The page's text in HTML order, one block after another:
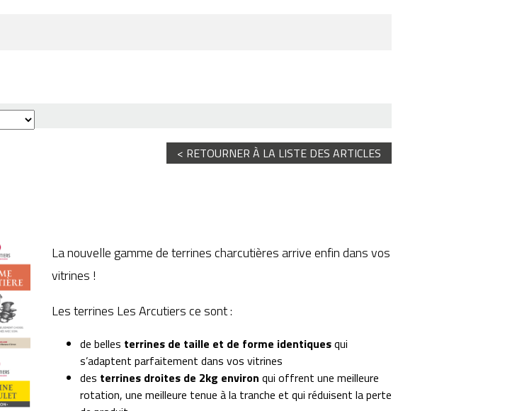
< RETOURNER À LA LISTE DES ARTICLES
La nouvelle gamme de terrines charcutières arrive enfin dans vos
vitrines !
Les terrines Les Arcutiers ce sont :
de belles terrines de taille et de forme identiquesqui
s’adaptent parfaitement dans vos vitrines
des terrines droites de 2kg environ qui offrent une meilleure
rotation, une meilleure tenue à la tranche et qui réduisent la perte